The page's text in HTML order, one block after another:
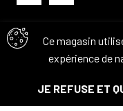
Ce magasin
expérience de
JE REFUSE ET
Avis
© Tous droits